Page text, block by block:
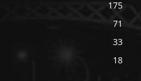
175
71
33
18